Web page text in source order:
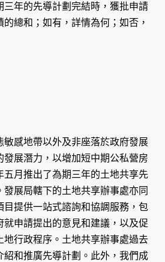
三年的先導計劃完結時，獲批申請
總和；如有，詳情為何；如否，
敏感地帶以外及非座落於政府發展
展潛力，以增加短中期公私營房
五月推出了為期三年的土地共享先
展局轄下的土地共享辦事處亦同
目提供一站式諮詢和協調服務，包
申請提出的意見和建議，以及促
地行政程序。土地共享辦事處過去
紹和推廣先導計劃。此外，我們成